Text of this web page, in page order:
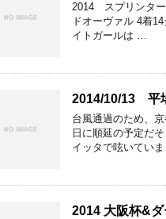
2014 スプリンター
ドオーヴァル 4着
イトガールは …
2014/10/13 平
台風通過のため、
日に順延の予定だ
イッタで呟いてい
2014 大阪杯&